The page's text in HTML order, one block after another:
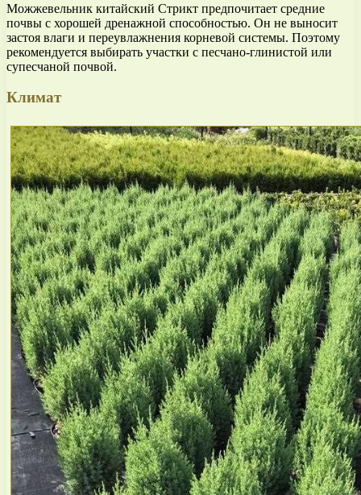
Можжевельник китайский Стрикт предпочитает средние
почвы с хорошей дренажной способностью. Он не выносит
застоя влаги и переувлажнения корневой системы. Поэтому
рекомендуется выбирать участки с песчано-глинистой или
супесчаной почвой.
Климат